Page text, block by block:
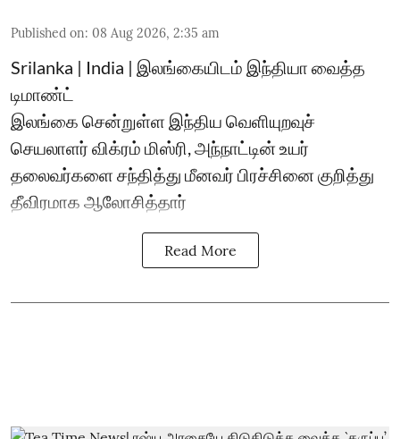
Published on: 08 Aug 2026, 2:35 am
Srilanka | India | இலங்கையிடம் இந்தியா வைத்த
டிமாண்ட்
இலங்கை சென்றுள்ள இந்திய வெளியுறவுச்
செயலாளர் விக்ரம் மிஸ்ரி, அந்நாட்டின் உயர்
தலைவர்களை சந்தித்து மீனவர் பிரச்சினை குறித்து
தீவிரமாக ஆலோசித்தார்
Read More